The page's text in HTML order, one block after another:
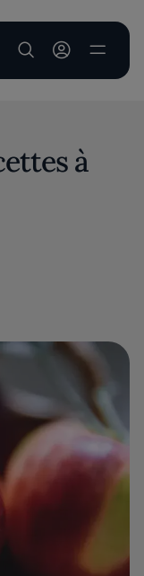
User account
à